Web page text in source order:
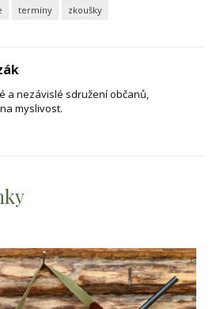
termíny zkoušky
a nezávislé sdružení občanů,
myslivost.